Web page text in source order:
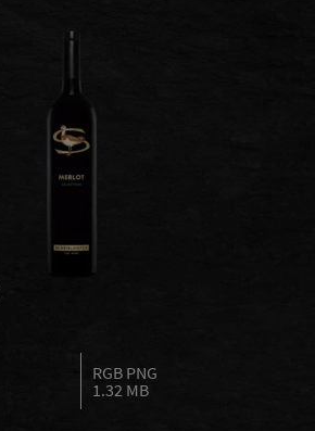
RGB PNG
1.32 MB